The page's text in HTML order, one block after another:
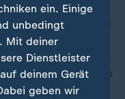
der Dressur und
hinter der
Am Abschlusstag
im Springparcours
konnte Jung
ein. Einige
unbedingt
Mit deiner
Dienstleister
deinem Gerät
geben wir